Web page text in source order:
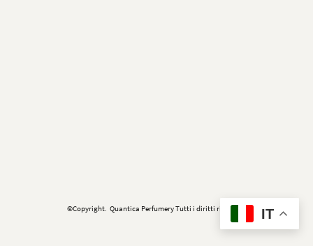
©Copyright. Quantica Perfumery Tutti i diritti riservati. IT